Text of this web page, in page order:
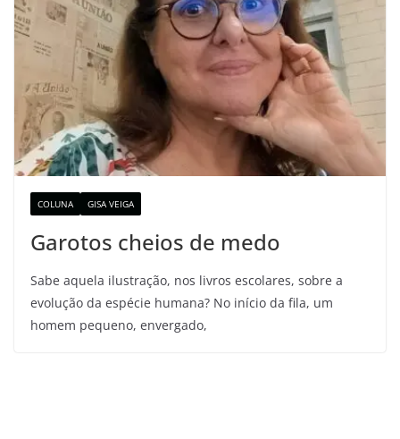
COLUNA GISA VEIGA
Garotos cheios de medo
Sabe aquela ilustração, nos livros escolares, sobre a
evolução da espécie humana? No início da fila, um
homem pequeno, envergado,